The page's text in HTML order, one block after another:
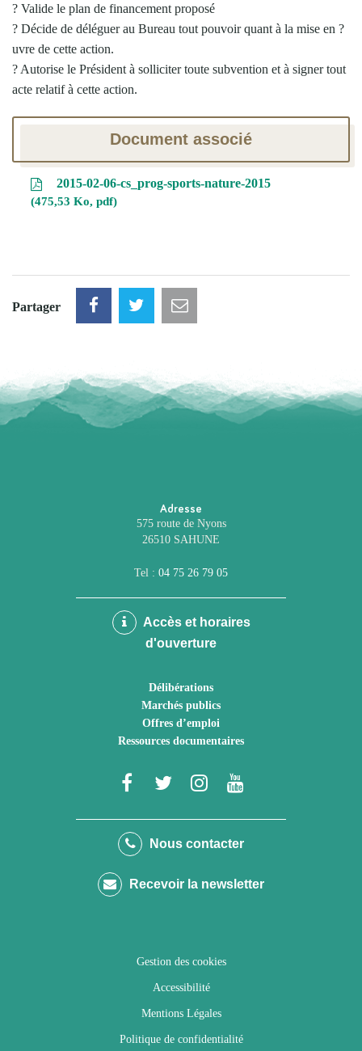
? Valide le plan de financement proposé
? Décide de déléguer au Bureau tout pouvoir quant à la mise en ?
uvre de cette action.
? Autorise le Président à solliciter toute subvention et à signer tout
acte relatif à cette action.
Document associé
2015-02-06-cs_prog-sports-nature-2015
475,53 Ko, pdf
Partager
Adresse
575 route de Nyons
26510 SAHUNE
Tel : 04 75 26 79 05
Accès et horaires
d'ouverture
Délibérations
Marchés publics
Offres d’emploi
Ressources documentaires
Lien
le
Facebook
Lien
le
Twitter
Lien
le
Instagram
Youtube
Nous contacter
Recevoir la newsletter
Gestion des cookies
Accessibilité
Mentions Légales
Politique de confidentialité